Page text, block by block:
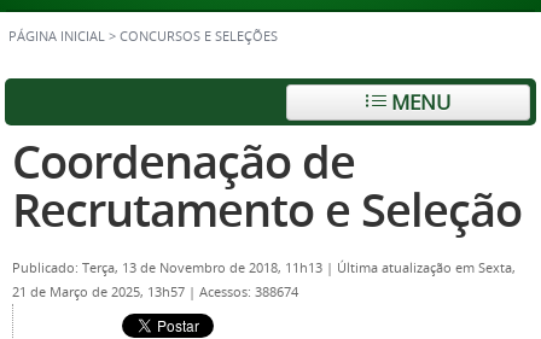
PÁGINA INICIAL > CONCURSOS E SELEÇÕES
MENU
Coordenação de
Recrutamento e Seleção
Publicado: Terça, 13 de Novembro de 2018, 11h13 | Última atualização em Sexta,
21 de Março de 2025, 13h57 | Acessos: 388674